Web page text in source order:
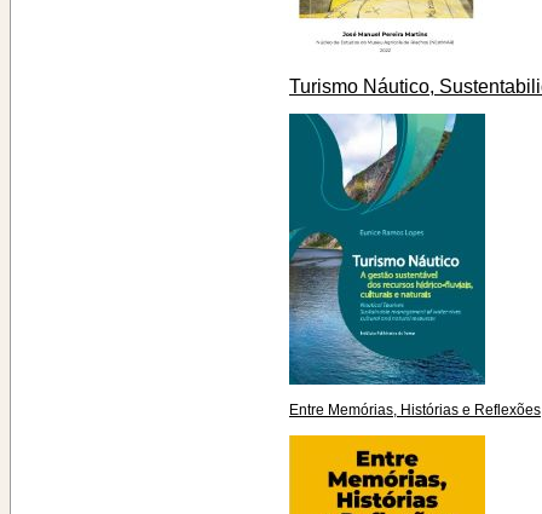
Turismo Náutico,
Entre Memórias, Histórias e Reflexões